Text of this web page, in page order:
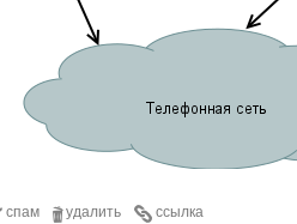
ссылка
удалить
спам